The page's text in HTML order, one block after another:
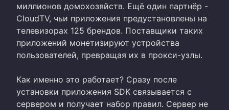
миллионов домохозяйств. Ещё один партнёр -
CloudTV, чьи приложения предустановлены на
телевизорах 125 брендов. Поставщики таких
приложений монетизируют устройства
пользователей, превращая их в прокси-узлы.
Как именно это работает? Сразу после
установки приложения SDK связывается с
сервером и получает набор правил. Сервер не